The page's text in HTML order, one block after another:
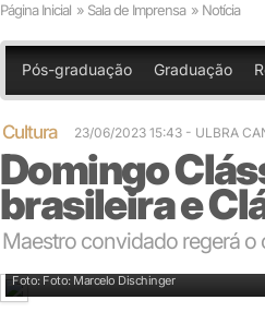
Página Inicial » Sala de Imprensa » Notícia
Pós-graduação Graduação
Cultura 23/06/2023 15:43 - ULBRA
Domingo
brasileira e
Maestro convidado regerá o
Foto: Foto: Marcelo Dischinger